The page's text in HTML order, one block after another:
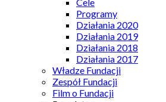
Programy
Działania 2020
Działania 2019
Działania 2018
Działania 2017
Władze Fundacji
Zespół Fundacji
Film o Fundacji